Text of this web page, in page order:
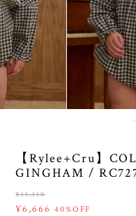
【Rylee+Cru】
GINGHAM /
¥11,110
¥6,666 40%OFF